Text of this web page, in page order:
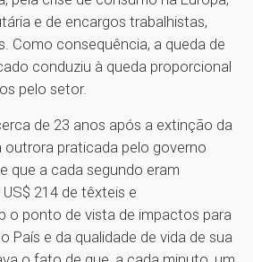
e de encargos trabalhistas,
Como consequência, a queda de
conduziu à queda proporcional
pelo setor.
de 23 anos após a extinção da
praticada pelo governo
que a cada segundo eram
214 de têxteis e
o ponto de vista de impactos para
País e da qualidade de vida de sua